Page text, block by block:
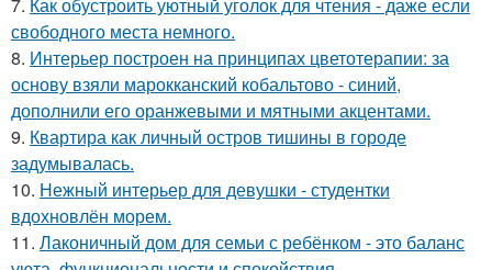
свободного места немного.
8. Интерьер построен на принципах цветотерапии: за
основу взяли марокканский кобальтово - синий,
дополнили его оранжевыми и мятными акцентами.
9. Квартира как личный остров тишины в городе
задумывалась.
10. Нежный интерьер для девушки - студентки
вдохновлён морем.
11. Лаконичный дом для семьи с ребёнком - это баланс